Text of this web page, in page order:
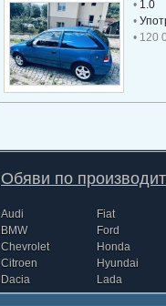
• 1.0
•
• 120
Обяви по
Audi
BMW
Chevrolet
Citroen
Dacia
Fiat
Ford
Honda
Hyundai
Lada